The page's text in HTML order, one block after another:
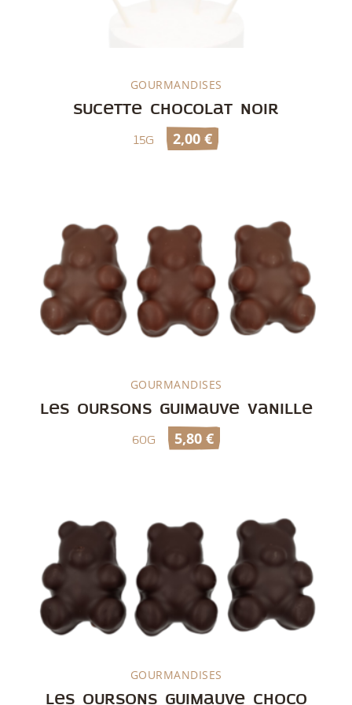
Découvrir
Sucette chocolat noir
GOURMANDISES
15g 2,00 €
Découvrir
Les oursons guimauve vanille
GOURMANDISES
60g 5,80 €
Découvrir
Les oursons guimauve choco
GOURMANDISES